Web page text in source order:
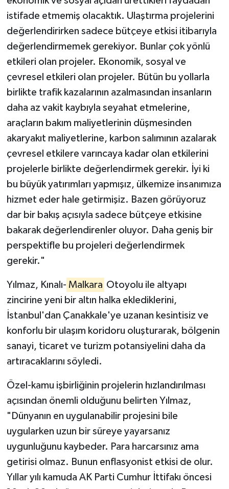
istifade etmemiş olacaktık. Ulaştırma projelerini
değerlendirirken sadece bütçeye etkisi itibarıyla
değerlendirmemek gerekiyor. Bunlar çok yönlü
etkileri olan projeler. Ekonomik, sosyal ve
çevresel etkileri olan projeler. Bütün bu yollarla
birlikte trafik kazalarının azalmasından insanların
daha az vakit kaybıyla seyahat etmelerine,
araçların bakım maliyetlerinin düşmesinden
akaryakıt maliyetlerine, karbon salımının azalarak
çevresel etkilere varıncaya kadar olan etkilerini
projelerle birlikte değerlendirmek gerekir. İyi ki
bu büyük yatırımları yapmışız, ülkemize insanımıza
hizmet eder hale getirmişiz. Bazen görüyoruz
dar bir bakış açısıyla sadece bütçeye etkisine
bakarak değerlendirenler oluyor. Daha geniş bir
perspektifle bu projeleri değerlendirmek
gerekir."
Yılmaz, Kınalı- Malkara Otoyolu ile altyapı
zincirine yeni bir altın halka eklediklerini,
İstanbul'dan Çanakkale'ye uzanan kesintisiz ve
konforlu bir ulaşım koridoru oluşturarak, bölgenin
sanayi, ticaret ve turizm potansiyelini daha da
artıracaklarını söyledi.
Özel-kamu işbirliğinin projelerin hızlandırılması
açısından önemli olduğunu belirten Yılmaz,
"Dünyanın en uygulanabilir projesini bile
uygularken uzun bir süreye yayarsanız
uygunluğunu kaybeder. Para harcarsınız ama
getirisi olmaz. Bunun enflasyonist etkisi de olur.
Yıllar yılı kamuda AK Parti Cumhur İttifakı öncesi